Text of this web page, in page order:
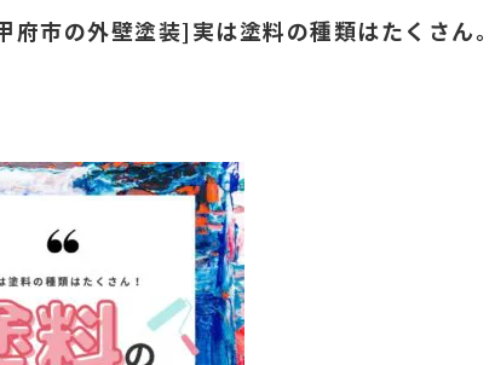
府市の外壁塗装]実は塗料の種類はたくさん